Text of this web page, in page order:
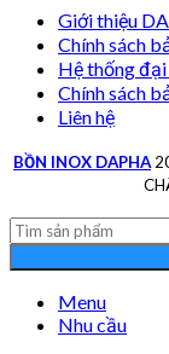
Giới thiệu
Chính sách
Hệ thống
Chính sách
Liên hệ
BỒN INOX DAPHA
Menu
Nhu cầu